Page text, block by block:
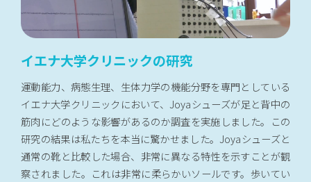
イエナ大学クリニックの研究
運動能力、病態生理、生体力学の機能分野を専門としている
イエナ大学クリニックにおいて、Joyaシューズが足と背中の
筋肉にどのような影響があるのか調査を実施しました。この
研究の結果は私たちを本当に驚かせました。Joyaシューズと
通常の靴と比較した場合、非常に異なる特性を示すことが観
察されました。これは非常に柔らかいソールです。歩いてい